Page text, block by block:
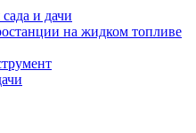
и дачи
на жидком топливе